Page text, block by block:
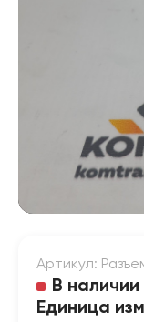
Артикул:
В наличии
Единица